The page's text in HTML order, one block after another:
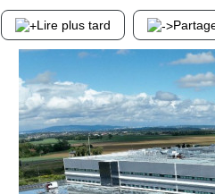
Lire plus tard